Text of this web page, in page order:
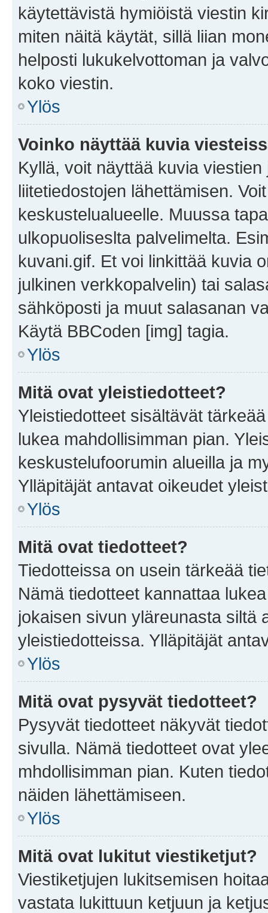
käytettävistä hymiöistä viestin
miten näitä käytät, sillä liian
helposti lukukelvottoman ja
koko viestin.
Ylös
Voinko näyttää kuvia
Kyllä, voit näyttää kuvia
liitetiedostojen lähettämisen.
keskustelualueelle. Muussa
ulkopuoliseslta palvelimelta.
kuvani.gif. Et voi linkittää kuvia
julkinen verkkopalvelin) tai
sähköposti ja muut salasanan
Käytä BBCoden [img] tagia.
Ylös
Mitä ovat yleistiedotteet?
Yleistiedotteet sisältävät
lukea mahdollisimman pian.
keskustelufoorumin alueilla ja
Ylläpitäjät antavat oikeudet
Ylös
Mitä ovat tiedotteet?
Tiedotteissa on usein tärkeää
Nämä tiedotteet kannattaa
jokaisen sivun yläreunasta siltä
yleistiedotteissa. Ylläpitäjät
Ylös
Mitä ovat pysyvät tiedotteet?
Pysyvät tiedotteet näkyvät
sivulla. Nämä tiedotteet ovat
mhdollisimman pian. Kuten
näiden lähettämiseen.
Ylös
Mitä ovat lukitut viestiketjut?
Viestiketjujen lukitsemisen
vastata lukittuun ketjuun ja